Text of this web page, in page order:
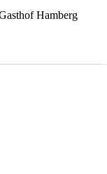
Hamberg